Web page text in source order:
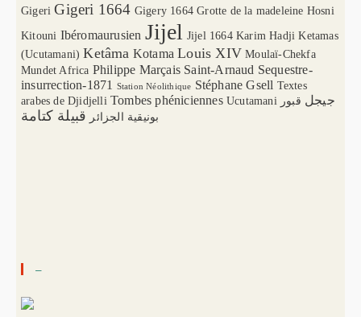
Gigeri Gigeri 1664 Gigery 1664 Grotte de la madeleine Hosni
Kitouni Ibéromaurusien Jijel Jijel 1664 Karim Hadji Ketamas
(Ucutamani) Ketâma Kotama Louis XIV Moulaï-Chekfa
Mundet Africa Philippe Marçais Saint-Arnaud Sequestre-
insurrection-1871
Station Néolithique Stéphane Gsell Textes
arabes de Djidjelli Tombes phéniciennes Ucutamani جيجل قبور
بونيقية الجزائر قبيلة كتامة
–